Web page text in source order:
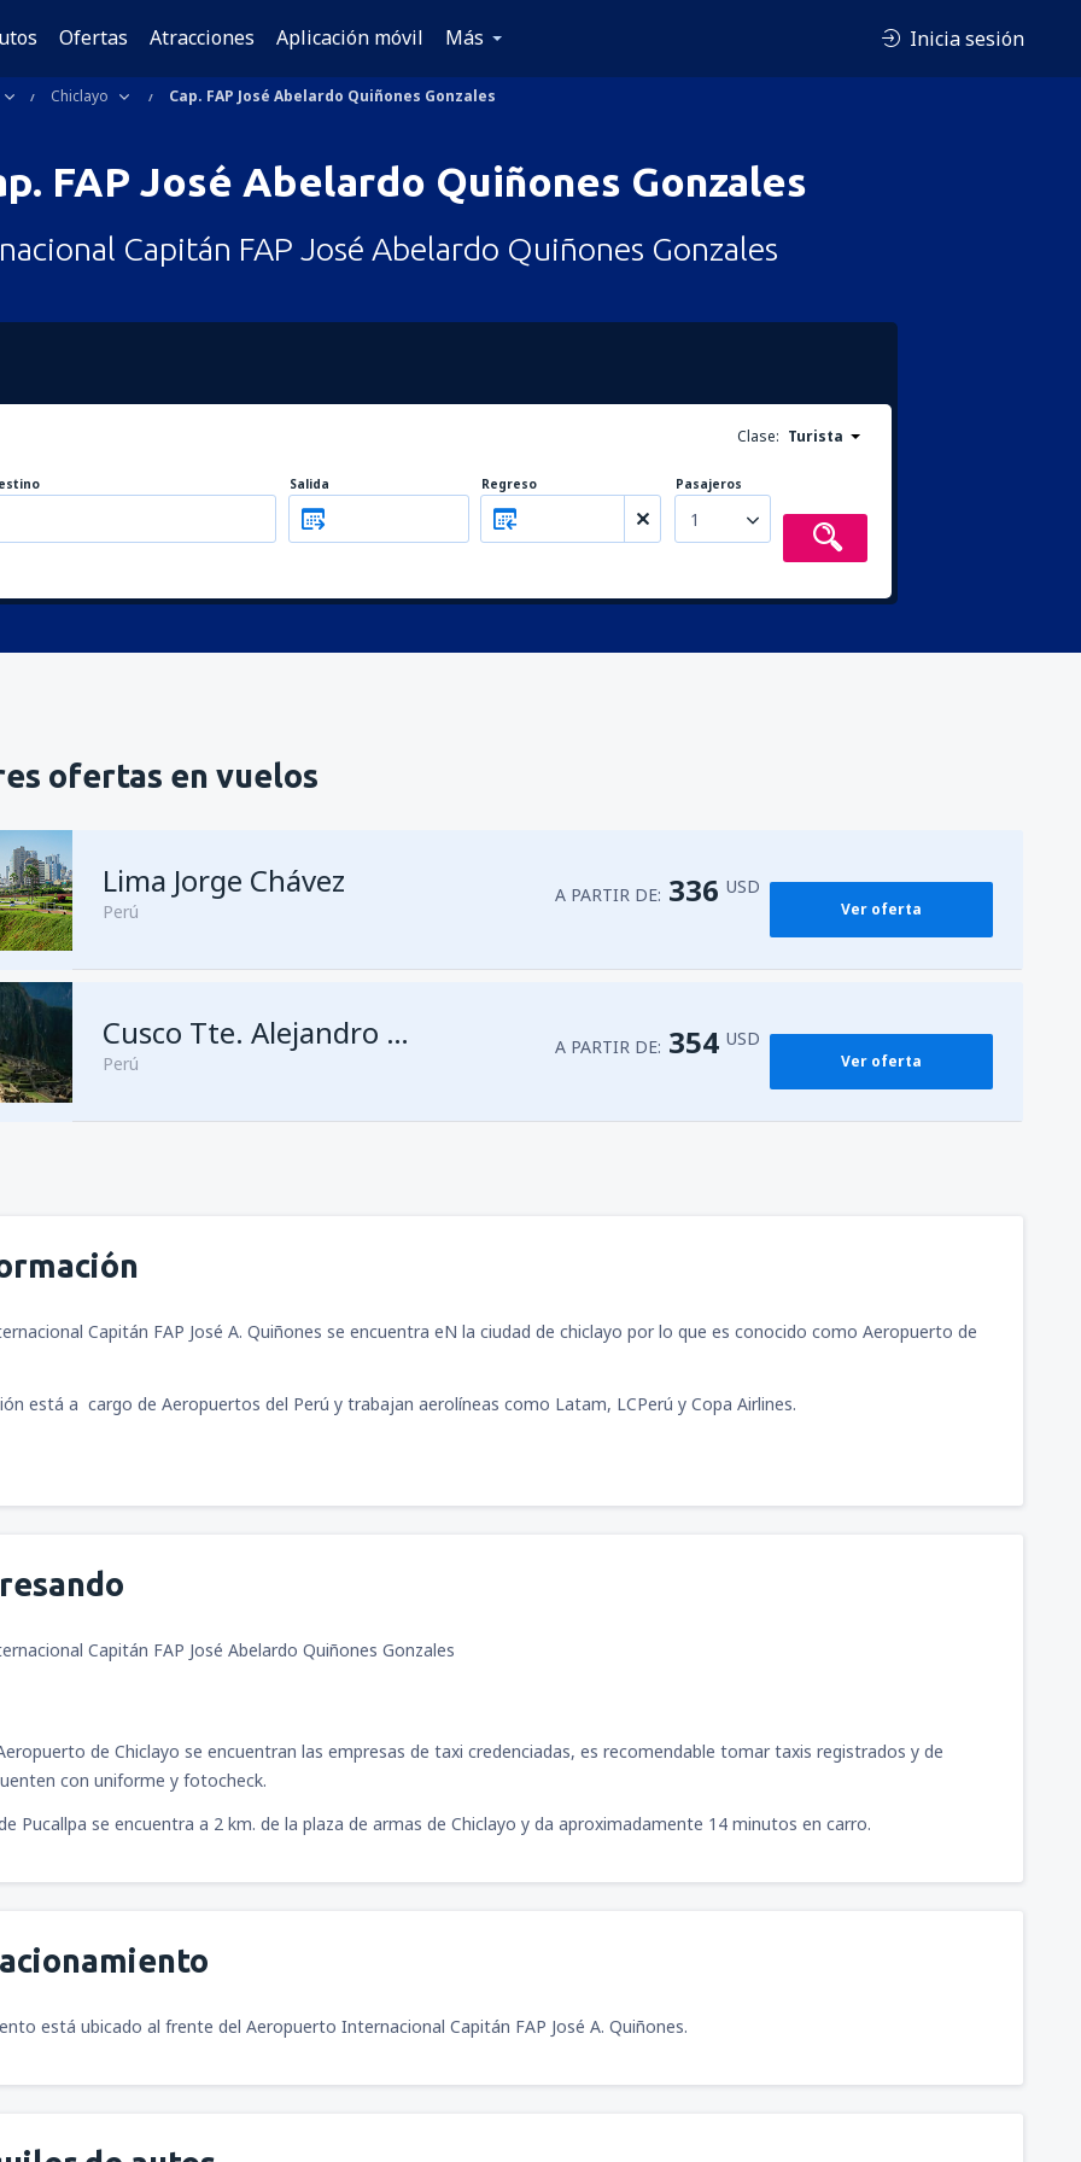
Ofertas Atracciones Aplicación móvil Más Inicia sesión
Chiclayo Cap. FAP José Abelardo Quiñones Gonzales
FAP José Abelardo Quiñones Gonzales
Capitán FAP José Abelardo Quiñones Gonzales
Clase: Turista
Salida Regreso Pasajeros
1
ofertas en vuelos
Lima Jorge Chávez
Perú
A PARTIR DE: 336 USD
Ver oferta
Cusco Tte. Alejandro Velasco Astete
Perú
A PARTIR DE: 354 USD
Ver oferta
Capitán FAP José A. Quiñones se encuentra eN la ciudad de chiclayo por lo que es conocido como Aeropuerto de
está a cargo de Aeropuertos del Perú y trabajan aerolíneas como Latam, LCPerú y Copa Airlines.
Capitán FAP José Abelardo Quiñones Gonzales
de Chiclayo se encuentran las empresas de taxi credenciadas, es recomendable tomar taxis registrados y de
con uniforme y fotocheck.
Pucallpa se encuentra a 2 km. de la plaza de armas de Chiclayo y da aproximadamente 14 minutos en carro.
está ubicado al frente del Aeropuerto Internacional Capitán FAP José A. Quiñones.